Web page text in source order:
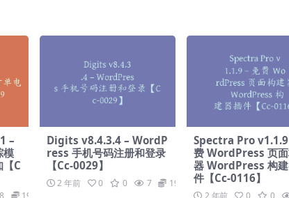
–
模
C
8 19.9
Digits v8.4.3.4 – WordP
ress 手机号码注册和登录
【Cc-0029】
2 年前 0 0 7 19.9
Spectra Pro
费 WordPress 页
器 WordPress 构
件【Cc-0116】
2 年前 0 0